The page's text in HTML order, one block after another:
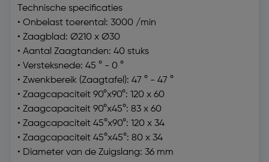
Technische specificaties
• Onbelast toerental: 3000 /min
• Zaagblad: Ø210 x Ø30
• Aantal Zaagtanden: 40 stuks
• Versteksnede: 45 ° - 0 °
• Zwenkbereik (Zaagtafel): 47 ° - 47 °
• Zaagcapaciteit 90°x90°: 120 x 60
• Zaagcapaciteit 90°x45°: 83 x 60
• Zaagcapaciteit 45°x90°: 120 x 34
• Zaagcapaciteit 45°x45°: 80 x 34
• Diameter van de Zuigslang: 36 mm